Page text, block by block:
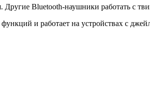
Bluetooth-наушники работать с
и работает на устройствах с